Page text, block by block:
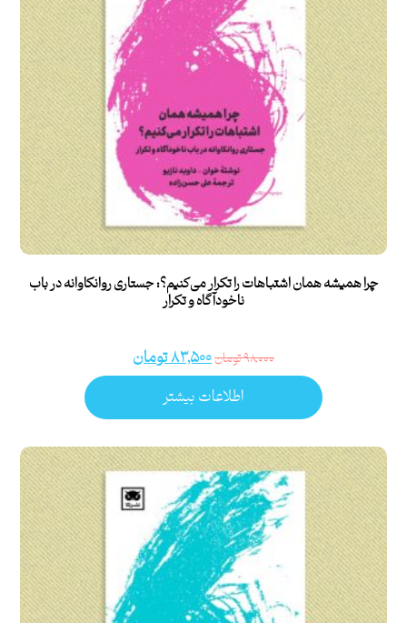
چرا همیشه همان اشتباهات را تکرار می‌کنیم؟: جستاری روانکاوانه در باب
ناخودآگاه و تکرار
۹۸,۰۰۰تومان۸۳,۵۰۰تومان
اطلاعات بیشتر